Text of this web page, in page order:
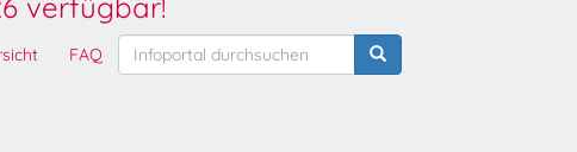
verfügbar!
FAQ